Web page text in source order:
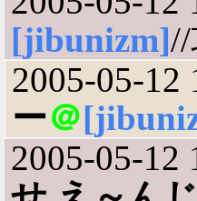
[jibunizm]
2005-05-12
ー＠
2005-05-12